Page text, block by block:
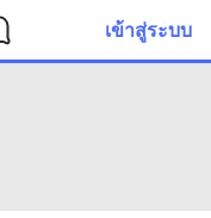
เข้าสู่ระบบ